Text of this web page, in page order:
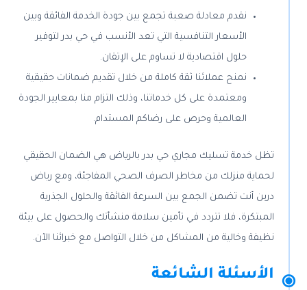
نقدم معادلة صعبة تجمع بين جودة الخدمة الفائقة وبين
الأسعار التنافسية التي تعد الأنسب في حي بدر لتوفير
حلول اقتصادية لا تساوم على الإتقان.
نمنح عملائنا ثقة كاملة من خلال تقديم ضمانات حقيقية
ومعتمدة على كل خدماتنا، وذلك التزام منا بمعايير الجودة
العالمية وحرص على رضاكم المستدام.
تظل خدمة تسليك مجاري حي بدر بالرياض هي الضمان الحقيقي
لحماية منزلك من مخاطر الصرف الصحي المفاجئة، ومع رياض
درين أنت تضمن الجمع بين السرعة الفائقة والحلول الجذرية
المبتكرة، فلا تتردد في تأمين سلامة منشأتك والحصول على بيئة
نظيفة وخالية من المشاكل من خلال التواصل مع خبرائنا الآن.
الأسئلة الشائعة